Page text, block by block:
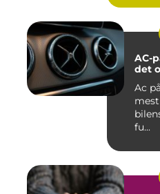
AC-
det
Ac
fu...